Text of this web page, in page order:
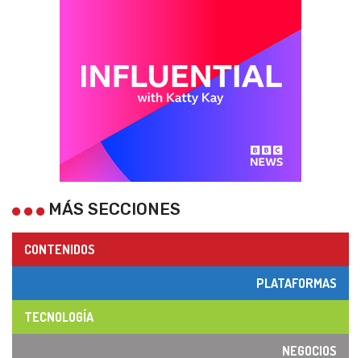
MÁS SECCIONES
CONTENIDOS
PLATAFORMAS
TECNOLOGÍA
NEGOCIOS